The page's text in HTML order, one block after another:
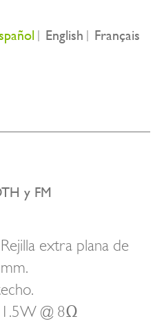
English Français
y FM
extra plana de
@ 8Ω